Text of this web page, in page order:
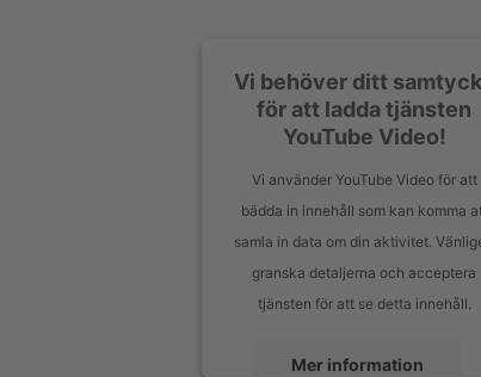
Vi behöver ditt
för att ladda tjänsten
YouTube Video!
Vi använder YouTube Video för att
bädda in innehåll som kan komma
samla in data om din aktivitet.
granska detaljerna och acceptera
tjänsten för att se detta innehåll.
Mer information